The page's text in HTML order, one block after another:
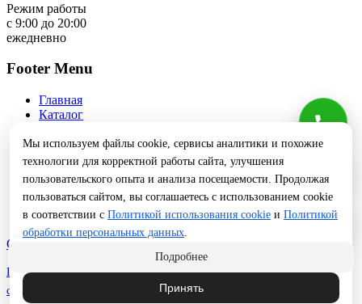
Режим работы
с 9:00 до 20:00
ежедневно
Footer Menu
Главная
Каталог
О нас
Доставка и оплата
Производство
Прайс
Контакты
Оставить заявку
Политика обработки ПД|Cookie|Реквизиты|Пользовательское
соглашение
Публичная оферта |Доставка и оплата
Мы используем файлы cookie, сервисы аналитики и похожие
технологии для корректной работы сайта, улучшения
пользовательского опыта и анализа посещаемости. Продолжая
пользоваться сайтом, вы соглашаетесь с использованием cookie
в соответствии с Политикой использования cookie и Политикой
обработки персональных данных.
Подробнее
Принять